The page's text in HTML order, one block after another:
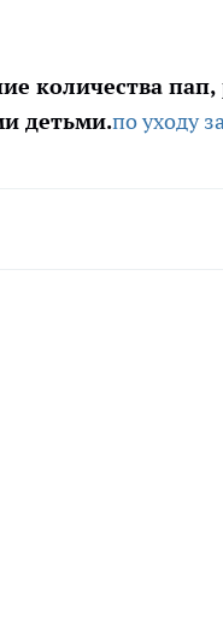
количества
детьми.по уходу